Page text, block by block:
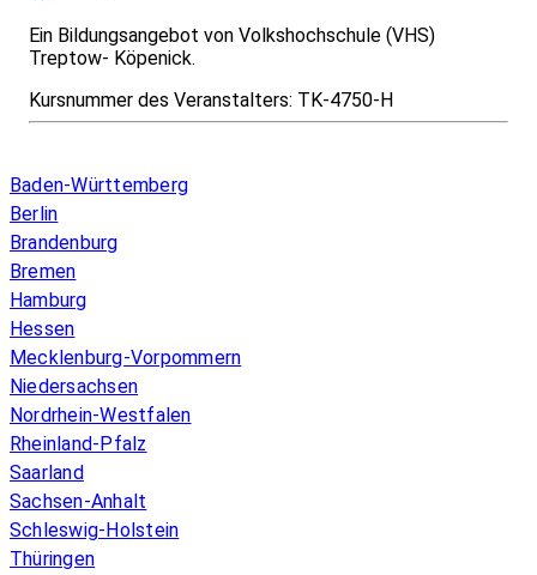
Ein Bildungsangebot von Volkshochschule (VHS)
Treptow- Köpenick.
Kursnummer des Veranstalters: TK-4750-H
Baden-Württemberg
Berlin
Brandenburg
Bremen
Hamburg
Hessen
Mecklenburg-Vorpommern
Niedersachsen
Nordrhein-Westfalen
Rheinland-Pfalz
Saarland
Sachsen-Anhalt
Schleswig-Holstein
Thüringen